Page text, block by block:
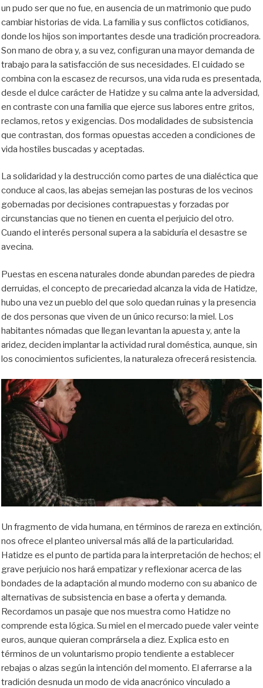
un pudo ser que no fue, en ausencia de un matrimonio que pudo
cambiar historias de vida. La familia y sus conflictos cotidianos,
donde los hijos son importantes desde una tradición procreadora.
Son mano de obra y, a su vez, configuran una mayor demanda de
trabajo para la satisfacción de sus necesidades. El cuidado se
combina con la escasez de recursos, una vida ruda es presentada,
desde el dulce carácter de Hatidze y su calma ante la adversidad,
en contraste con una familia que ejerce sus labores entre gritos,
reclamos, retos y exigencias. Dos modalidades de subsistencia
que contrastan, dos formas opuestas acceden a condiciones de
vida hostiles buscadas y aceptadas.
La solidaridad y la destrucción como partes de una dialéctica que
conduce al caos, las abejas semejan las posturas de los vecinos
gobernadas por decisiones contrapuestas y forzadas por
circunstancias que no tienen en cuenta el perjuicio del otro.
Cuando el interés personal supera a la sabiduría el desastre se
avecina.
Puestas en escena naturales donde abundan paredes de piedra
derruidas, el concepto de precariedad alcanza la vida de Hatidze,
hubo una vez un pueblo del que solo quedan ruinas y la presencia
de dos personas que viven de un único recurso: la miel. Los
habitantes nómadas que llegan levantan la apuesta y, ante la
aridez, deciden implantar la actividad rural doméstica, aunque, sin
los conocimientos suficientes, la naturaleza ofrecerá resistencia.
Un fragmento de vida humana, en términos de rareza en extinción,
nos ofrece el planteo universal más allá de la particularidad.
Hatidze es el punto de partida para la interpretación de hechos; el
grave perjuicio nos hará empatizar y reflexionar acerca de las
bondades de la adaptación al mundo moderno con su abanico de
alternativas de subsistencia en base a oferta y demanda.
Recordamos un pasaje que nos muestra como Hatidze no
comprende esta lógica. Su miel en el mercado puede valer veinte
euros, aunque quieran comprársela a diez. Explica esto en
términos de un voluntarismo propio tendiente a establecer
rebajas o alzas según la intención del momento. El aferrarse a la
tradición desnuda un modo de vida anacrónico vinculado a